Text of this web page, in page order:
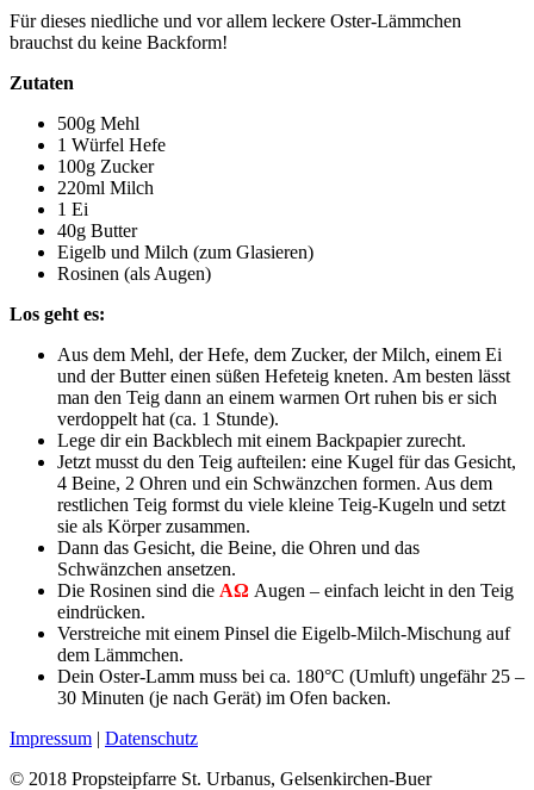
Für dieses niedliche und vor allem leckere Oster-Lämmchen
brauchst du keine Backform!
Zutaten
500g Mehl
1 Würfel Hefe
100g Zucker
220ml Milch
1 Ei
40g Butter
Eigelb und Milch (zum Glasieren)
Rosinen (als Augen)
Los geht es:
Aus dem Mehl, der Hefe, dem Zucker, der Milch, einem Ei
und der Butter einen süßen Hefeteig kneten. Am besten lässt
man den Teig dann an einem warmen Ort ruhen bis er sich
verdoppelt hat (ca. 1 Stunde).
Lege dir ein Backblech mit einem Backpapier zurecht.
Jetzt musst du den Teig aufteilen: eine Kugel für das Gesicht,
4 Beine, 2 Ohren und ein Schwänzchen formen. Aus dem
restlichen Teig formst du viele kleine Teig-Kugeln und setzt
sie als Körper zusammen.
Dann das Gesicht, die Beine, die Ohren und das
Schwänzchen ansetzen.
Die Rosinen sind die AΩ Augen – einfach leicht in den Teig
eindrücken.
Verstreiche mit einem Pinsel die Eigelb-Milch-Mischung auf
dem Lämmchen.
Dein Oster-Lamm muss bei ca. 180°C (Umluft) ungefähr 25 –
30 Minuten (je nach Gerät) im Ofen backen.
Impressum | Datenschutz
© 2018 Propsteipfarre St. Urbanus, Gelsenkirchen-Buer